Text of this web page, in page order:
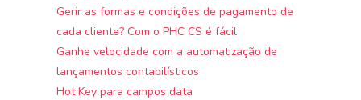
Gerir as formas e condições de pagamento de
cada cliente? Com o PHC CS é fácil
Ganhe velocidade com a automatização de
lançamentos contabilísticos
Hot Key para campos data